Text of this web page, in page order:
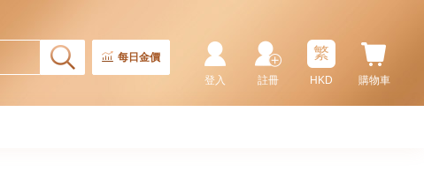
每日金價
購物車
繁
HKD
註冊
登入